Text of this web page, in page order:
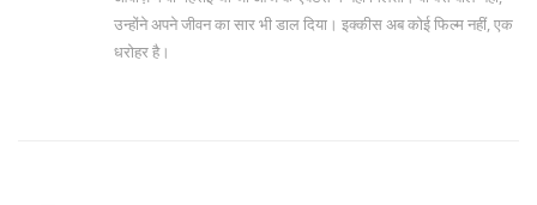
उन्होंने अपने जीवन का सार भी डाल दिया। इक्कीस अब कोई फिल्म नहीं, एक
धरोहर है।